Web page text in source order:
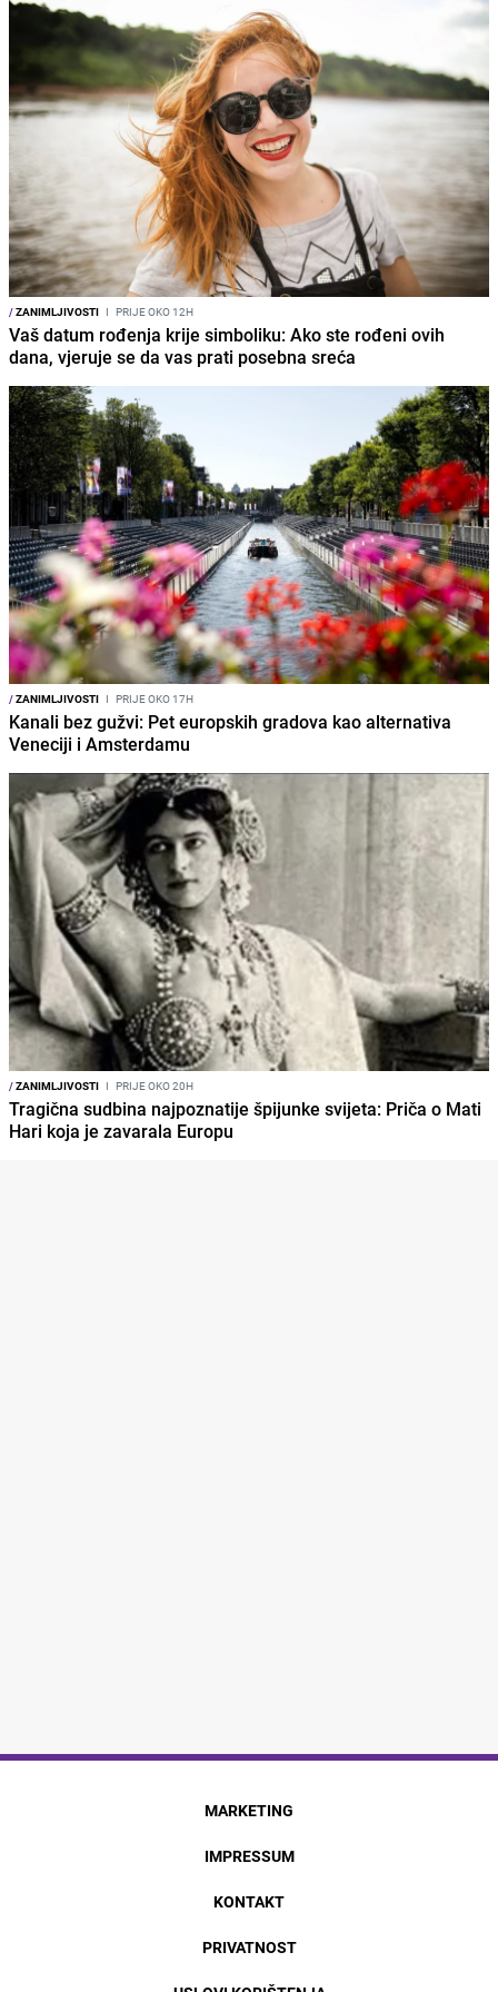
/ZANIMLJIVOSTI I PRIJE OKO 12H
Vaš datum rođenja krije simboliku: Ako ste rođeni ovih
dana, vjeruje se da vas prati posebna sreća
/ZANIMLJIVOSTI I PRIJE OKO 17H
Kanali bez gužvi: Pet europskih gradova kao alternativa
Veneciji i Amsterdamu
/ZANIMLJIVOSTI I PRIJE OKO 20H
Tragična sudbina najpoznatije špijunke svijeta: Priča o Mati
Hari koja je zavarala Europu
MARKETING
IMPRESSUM
KONTAKT
PRIVATNOST